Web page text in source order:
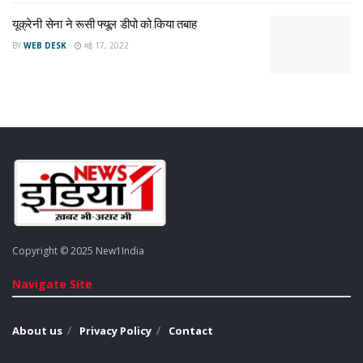
russia ukraine why war
Russia-Ukraine conflict LIVE
Russia-Ukraine crisis Live Updates
यूक्रेनी सेना ने रूसी फ्यूल डीपो को किया तबाह
BY WEB DESK मई 17, 2022
Copyright © 2025 New1India
Navigate Site
About us Privacy Policy Contact